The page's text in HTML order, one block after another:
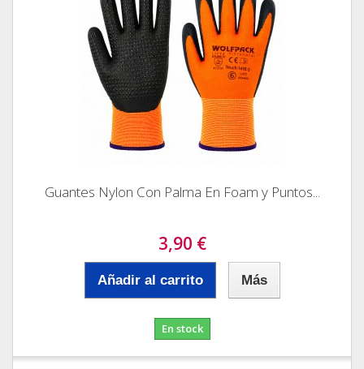
Guantes Nylon Con Palma En Foam y Puntos...
3,90 €
Añadir al carrito Más
En stock